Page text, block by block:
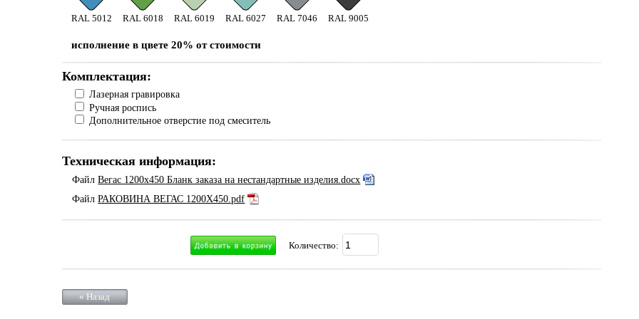
RAL 5012 RAL 6018 RAL 6019 RAL 6027 RAL 7046 RAL 9005
исполнение в цвете 20% от стоимости
Комплектация:
Лазерная гравировка
Ручная роспись
Дополнительное отверстие под смеситель
Техническая информация:
ФайлВегас 1200х450 Бланк заказа на нестандартные изделия.docx
ФайлРАКОВИНА ВЕГАС 1200Х450.pdf
Количество:
« Назад